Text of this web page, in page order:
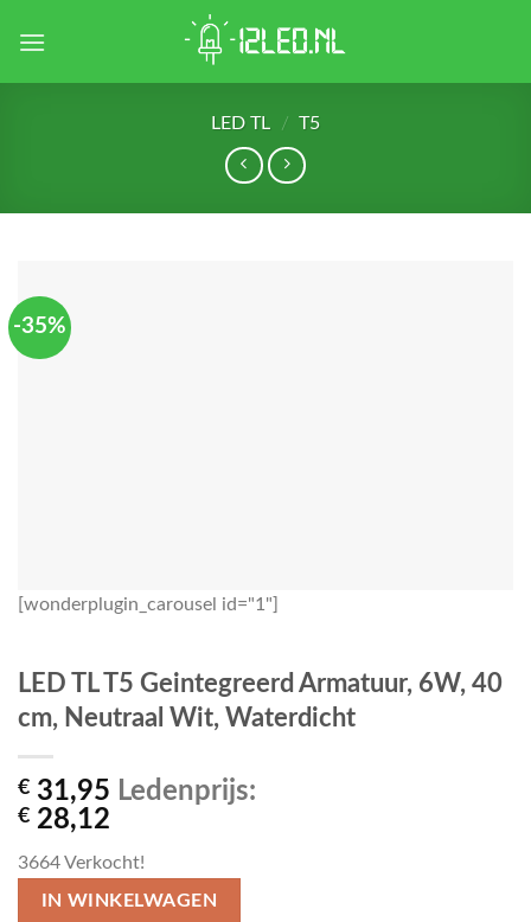
LED TL / T5
-35%
[wonderplugin_carousel id="1"]
LED TL T5 Geintegreerd Armatuur, 6W, 40
cm, Neutraal Wit, Waterdicht
€ 31,95 Ledenprijs:
€ 28,12
3664Verkocht!
IN WINKELWAGEN